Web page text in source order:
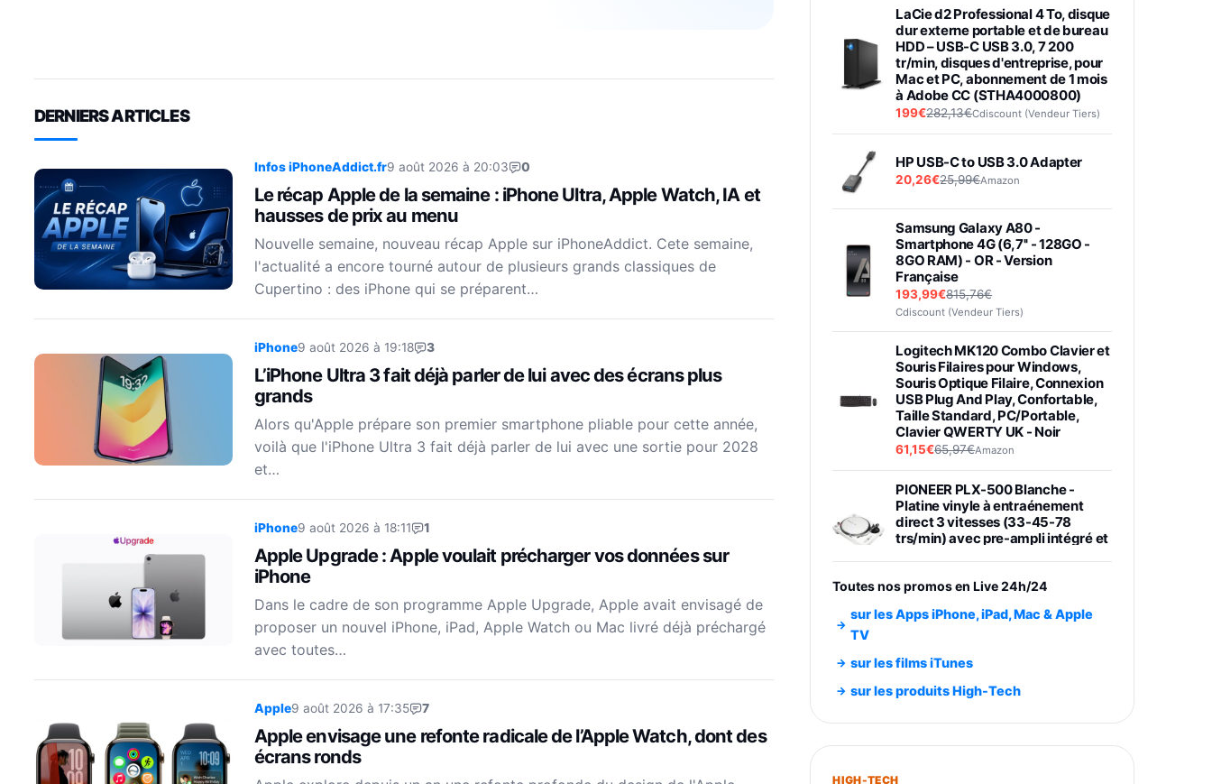
DERNIERS ARTICLES
Infos iPhoneAddict.fr9 août 2026 à 20:03 0
Le récap Apple de la semaine : iPhone Ultra, Apple Watch, IA et
hausses de prix au menu
Nouvelle semaine, nouveau récap Apple sur iPhoneAddict. Cete semaine,
l'actualité a encore tourné autour de plusieurs grands classiques de
Cupertino : des iPhone qui se préparent…
iPhone9 août 2026 à 19:18 3
L’iPhone Ultra 3 fait déjà parler de lui avec des écrans plus
grands
Alors qu'Apple prépare son premier smartphone pliable pour cette année,
voilà que l'iPhone Ultra 3 fait déjà parler de lui avec une sortie pour 2028
et…
iPhone9 août 2026 à 18:11 1
Apple Upgrade : Apple voulait précharger vos données sur
iPhone
Dans le cadre de son programme Apple Upgrade, Apple avait envisagé de
proposer un nouvel iPhone, iPad, Apple Watch ou Mac livré déjà préchargé
avec toutes…
Apple9 août 2026 à 17:35 7
Apple envisage une refonte radicale de l’Apple Watch, dont des
écrans ronds
LaCie d2 Professional 4 To, disque
dur externe portable et de bureau
HDD – USB-C USB 3.0, 7 200
tr/min, disques d'entreprise, pour
Mac et PC, abonnement de 1 mois
à Adobe CC (STHA4000800)
199€282,13€Cdiscount (Vendeur Tiers)
HP USB-C to USB 3.0 Adapter
20,26€25,99€Amazon
Samsung Galaxy A80 -
Smartphone 4G (6,7'' - 128GO -
8GO RAM) - OR - Version
Française
193,99€815,76€
Cdiscount (Vendeur Tiers)
Logitech MK120 Combo Clavier et
Souris Filaires pour Windows,
Souris Optique Filaire, Connexion
USB Plug And Play, Confortable,
Taille Standard, PC/Portable,
Clavier QWERTY UK - Noir
61,15€65,97€Amazon
PIONEER PLX-500 Blanche -
Platine vinyle à entraénement
direct 3 vitesses (33-45-78
trs/min) avec pre-ampli intégré et
Smartphone SAMSUNG Galaxy
Smartphone SAMSUNG Galaxy
S26+ Violet 256Go
749,99€1240,43€Fnac (Vendeur Tiers)
Toutes nos promos en Live 24h/24
sur les Apps iPhone, iPad, Mac & Apple
TV
sur les films iTunes
sur les produits High-Tech
HIGH-TECH